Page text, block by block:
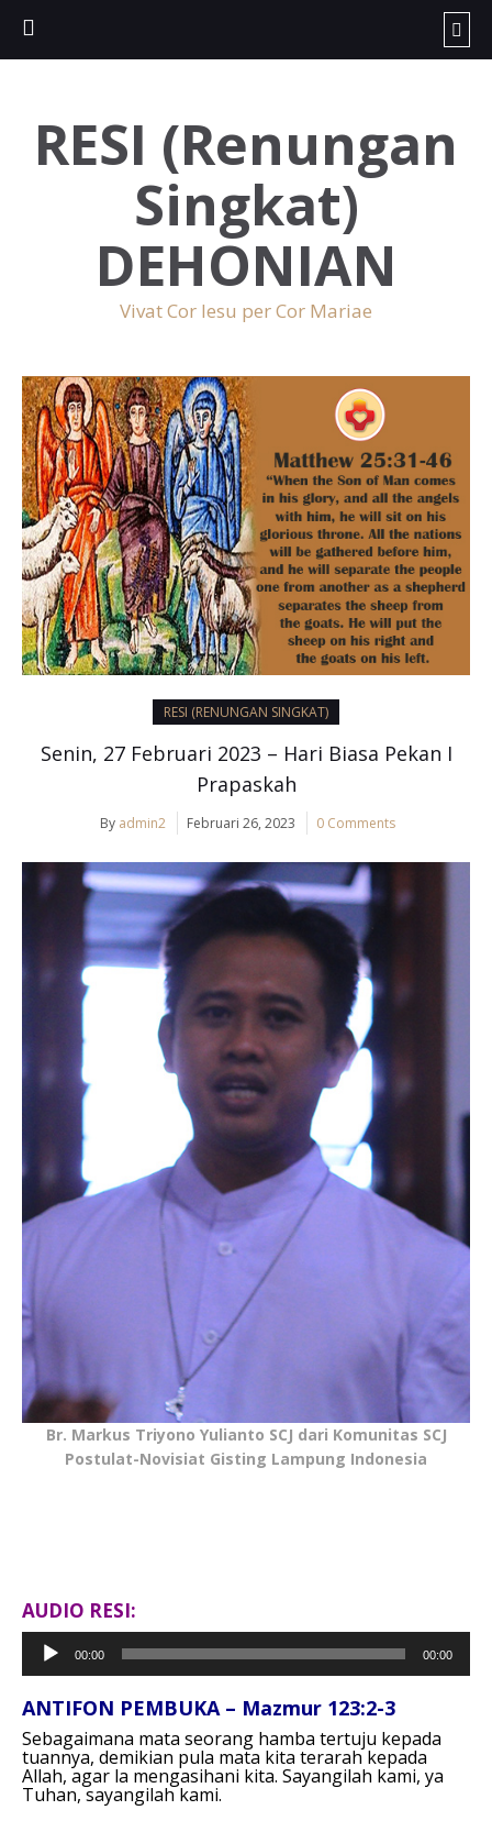
RESI (Renungan
Singkat)
DEHONIAN
Vivat Cor Iesu per Cor Mariae
RESI (RENUNGAN SINGKAT)
Senin, 27 Februari 2023 – Hari Biasa Pekan I
Prapaskah
By admin2 Februari 26, 2023 0 Comments
Br. Markus Triyono Yulianto SCJ dari Komunitas SCJ
Postulat-Novisiat Gisting Lampung Indonesia
AUDIO RESI:
u
t
a
r
00:00 00:00
ANTIFON PEMBUKA – Mazmur 123:2-3
Sebagaimana mata seorang hamba tertuju kepada
tuannya, demikian pula mata kita terarah kepada
Allah, agar la mengasihani kita. Sayangilah kami, ya
Tuhan, sayangilah kami.